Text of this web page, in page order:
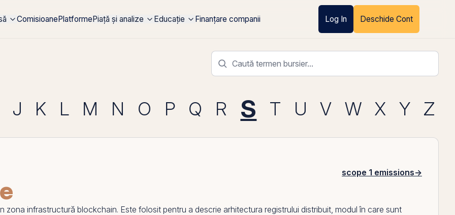
ComisioanePlatformePiață și analize Educație Finanțare companii Log In Deschide Cont
J K L M N O P Q R S T U V W X Y Z
scope 1 emissions→
zona infrastructură blockchain. Este folosit pentru a descrie arhitectura registrului distribuit, modul în care sunt